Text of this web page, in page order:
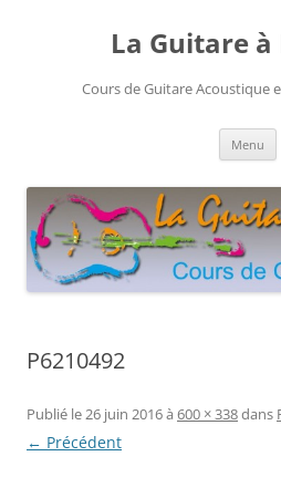
La Guitare
Cours de Guitare Acoustique
Menu
P6210492
Publié le26 juin 2016à 600 × 338dans
← Précédent